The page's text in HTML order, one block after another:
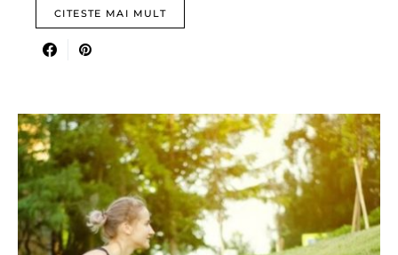
CITESTE MAI MULT